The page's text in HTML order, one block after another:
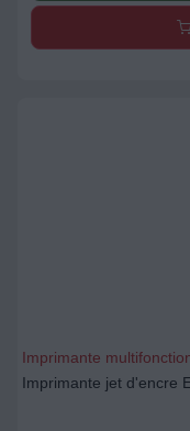
Imprimante
Imprimante jet d'encre